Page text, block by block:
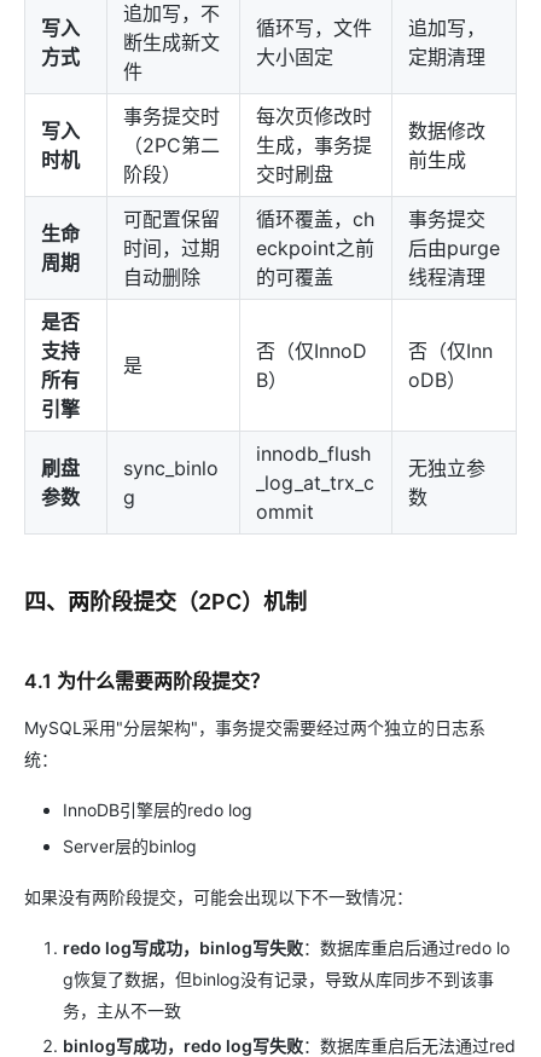
写入
方式
追加写，不
断生成新文
件
循环写，文件
大小固定
追加写，
定期清理
写入
时机
事务提交时
（2PC第二
阶段）
每次页修改时
生成，事务提
交时刷盘
数据修改
前生成
生命
周期
可配置保留
时间，过期
自动删除
循环覆盖，ch
eckpoint之前
的可覆盖
事务提交
后由purge
线程清理
是否
支持
所有
引擎
是
否（仅InnoD
B）
否（仅Inn
oDB）
刷盘
参数
sync_binlo
g
innodb_flush
_log_at_trx_c
ommit
无独立参
数
四、两阶段提交（2PC）机制
4.1 为什么需要两阶段提交？
MySQL采用"分层架构"，事务提交需要经过两个独立的日志系
统：
InnoDB引擎层的redo log
Server层的binlog
如果没有两阶段提交，可能会出现以下不一致情况：
redo log写成功，binlog写失败：数据库重启后通过redo lo
g恢复了数据，但binlog没有记录，导致从库同步不到该事
务，主从不一致
binlog写成功，redo log写失败：数据库重启后无法通过red